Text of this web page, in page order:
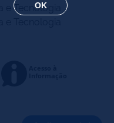
OK
e Tecnologia
e Tecnologia